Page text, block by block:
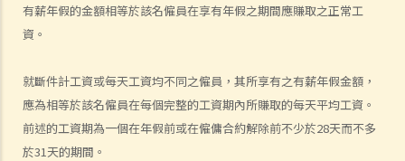
有薪年假的金額相等於該名僱員在享有年假之期間應賺取之正常工
資。
就斷件計工資或每天工資均不同之僱員，其所享有之有薪年假金額，
應為相等於該名僱員在每個完整的工資期內所賺取的每天平均工資。
前述的工資期為一個在年假前或在僱傭合約解除前不少於28天而不多
於31天的期間。
2. 如果前僱員濫用機密資料，用作開展競爭生意，僱主可以做什麼？
4. 終止僱傭合約的通知期可否包括法定的年假或產假？
1. 僱主於何時需要向其僱員支付遣散費？
2. 僱主於何時需要向其僱員支付長期服務金？
3. 我將會終止其中一名僱員之僱傭合約。我可否利用過往對該僱員之強